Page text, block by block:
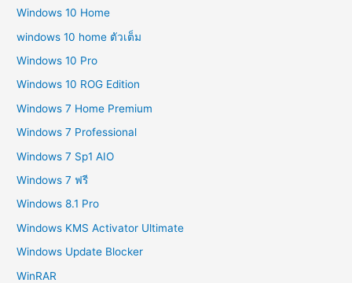
Windows 10 Home
windows 10 home ตัวเต็ม
Windows 10 Pro
Windows 10 ROG Edition
Windows 7 Home Premium
Windows 7 Professional
Windows 7 Sp1 AIO
Windows 7 ฟรี
Windows 8.1 Pro
Windows KMS Activator Ultimate
Windows Update Blocker
WinRAR